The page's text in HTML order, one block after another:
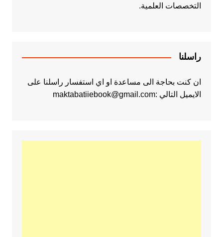
التخصصات العلمية.
راسلنا
ان كنت بحاجة الى مساعدة او اي استفسار راسلنا على
الايميل التالي :maktabatiiebook@gmail.com